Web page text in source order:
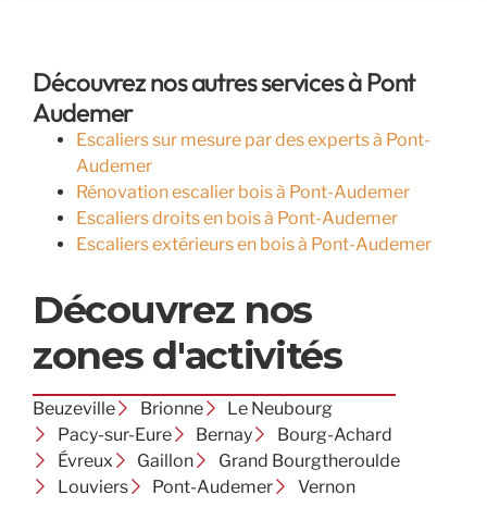
Découvrez nos autres services à Pont
Audemer
Escaliers sur mesure par des experts à Pont-
Audemer
Rénovation escalier bois à Pont-Audemer
Escaliers droits en bois à Pont-Audemer
Escaliers extérieurs en bois à Pont-Audemer
Découvrez nos
zones d'activités
Beuzeville Brionne
Le Neubourg
Pacy-sur-Eure
Bernay
Bourg-Achard
Évreux
Gaillon
Grand Bourgtheroulde
Louviers
Pont-Audemer Vernon